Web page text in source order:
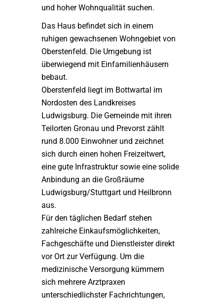
und hoher Wohnqualität suchen.
Das Haus befindet sich in einem
ruhigen gewachsenen Wohngebiet von
Oberstenfeld. Die Umgebung ist
überwiegend mit Einfamilienhäusern
bebaut.
Oberstenfeld liegt im Bottwartal im
Nordosten des Landkreises
Ludwigsburg. Die Gemeinde mit ihren
Teilorten Gronau und Prevorst zählt
rund 8.000 Einwohner und zeichnet
sich durch einen hohen Freizeitwert,
eine gute Infrastruktur sowie eine solide
Anbindung an die Großräume
Ludwigsburg/Stuttgart und Heilbronn
aus.
Für den täglichen Bedarf stehen
zahlreiche Einkaufsmöglichkeiten,
Fachgeschäfte und Dienstleister direkt
vor Ort zur Verfügung. Um die
medizinische Versorgung kümmern
sich mehrere Arztpraxen
unterschiedlichster Fachrichtungen,